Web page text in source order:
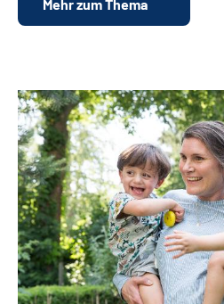
Mehr zum Thema